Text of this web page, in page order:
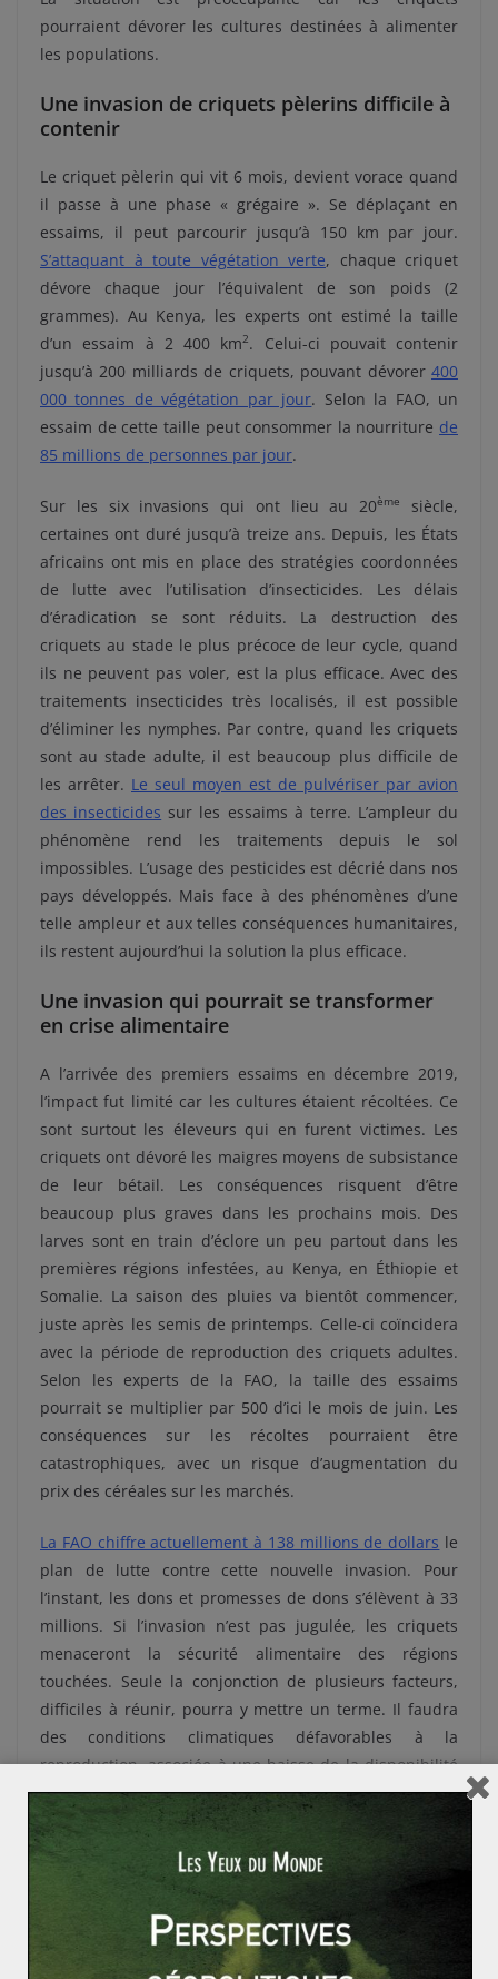
pourraient dévorer les cultures destinées à alimenter
les populations.
Une invasion de criquets pèlerins difficile à
contenir
Le criquet pèlerin qui vit 6 mois, devient vorace quand
il passe à une phase « grégaire ». Se déplaçant en
essaims, il peut parcourir jusqu’à 150 km par jour.
S’attaquant à toute végétation verte, chaque criquet
dévore chaque jour l’équivalent de son poids (2
grammes). Au Kenya, les experts ont estimé la taille
d’un essaim à 2 400 km2. Celui-ci pouvait contenir
jusqu’à 200 milliards de criquets, pouvant dévorer 400
000 tonnes de végétation par jour. Selon la FAO, un
essaim de cette taille peut consommer la nourriture de
85 millions de personnes par jour.
Sur les six invasions qui ont lieu au 20ème
siècle,
certaines ont duré jusqu’à treize ans. Depuis, les États
africains ont mis en place des stratégies coordonnées
de lutte avec l’utilisation d’insecticides. Les délais
d’éradication se sont réduits. La destruction des
criquets au stade le plus précoce de leur cycle, quand
ils ne peuvent pas voler, est la plus efficace. Avec des
traitements insecticides très localisés, il est possible
d’éliminer les nymphes. Par contre, quand les criquets
sont au stade adulte, il est beaucoup plus difficile de
les arrêter. Le seul moyen est de pulvériser par avion
des insecticides sur les essaims à terre. L’ampleur du
phénomène rend les traitements depuis le sol
impossibles. L’usage des pesticides est décrié dans nos
pays développés. Mais face à des phénomènes d’une
telle ampleur et aux telles conséquences humanitaires,
ils restent aujourd’hui la solution la plus efficace.
Une invasion qui pourrait se transformer
en crise alimentaire
A l’arrivée des premiers essaims en décembre 2019,
l’impact fut limité car les cultures étaient récoltées. Ce
sont surtout les éleveurs qui en furent victimes. Les
criquets ont dévoré les maigres moyens de subsistance
de leur bétail. Les conséquences risquent d’être
beaucoup plus graves dans les prochains mois. Des
larves sont en train d’éclore un peu partout dans les
premières régions infestées, au Kenya, en Éthiopie et
Somalie. La saison des pluies va bientôt commencer,
juste après les semis de printemps. Celle-ci coïncidera
avec la période de reproduction des criquets adultes.
Selon les experts de la FAO, la taille des essaims
pourrait se multiplier par 500 d’ici le mois de juin. Les
conséquences sur les récoltes pourraient être
catastrophiques, avec un risque d’augmentation du
prix des céréales sur les marchés.
La FAO chiffre actuellement à 138 millions de dollars le
plan de lutte contre cette nouvelle invasion. Pour
l’instant, les dons et promesses de dons s’élèvent à 33
millions. Si l’invasion n’est pas jugulée, les criquets
menaceront la sécurité alimentaire des régions
touchées. Seule la conjonction de plusieurs facteurs,
difficiles à réunir, pourra y mettre un terme. Il faudra
des conditions climatiques défavorables à la
reproduction, associée à une baisse de la disponibilité
en végétaux et à une application coordonnée
d’insecticides. Cela sera d’autant plus difficile que la
problématique est plus large que la seule Corne de
Le Pakistan est fortement touché
et des
essaims sont à la frontière de l’Inde.
saoudite, l’Iran, Oman, et le Yémen sont aussi menacés.